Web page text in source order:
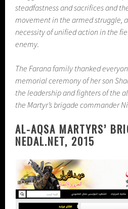
steadfastness and sacrifices and
movement in the armed struggle,
necessity of unified action in the
enemy.
The Farana family thanked
memorial ceremony of her son
the leadership and fighters of the
the Martyr’s brigade commander
AL-AQSA MARTYRS’
NEDAL.NET, 2015